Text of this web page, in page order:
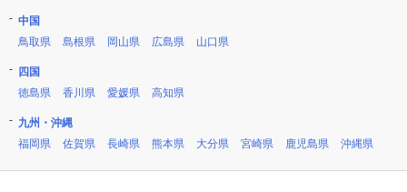
中国
鳥取県
島根県 岡山県 広島県 山口県
四国
徳島県
香川県 愛媛県 高知県
九州・沖縄
福岡県
佐賀県 長崎県 熊本県 大分県 宮崎県 鹿児島県 沖縄県